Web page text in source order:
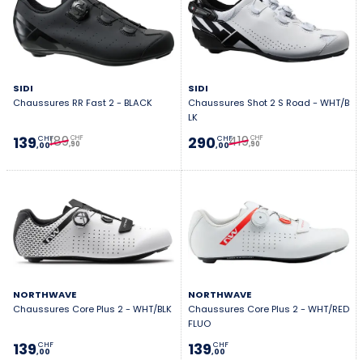
SIDI
Chaussures RR Fast 2 - BLACK
139,00
CHF189,90
CHF
SIDI
Chaussures Shot 2 S Road - WHT/B
LK
290,00
CHF419,90
CHF
NORTHWAVE
Chaussures Core Plus 2 - WHT/BLK
139,00
CHF
NORTHWAVE
Chaussures Core Plus 2 - WHT/RED
FLUO
139,00
CHF